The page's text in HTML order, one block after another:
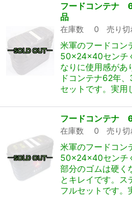
フードコンテナ
品
在庫数 0 売り切
米軍のフードコン
50×24×40センチ
なりに使用感があ
ドコンテナ62年
セットです。実用
フードコンテナ
在庫数 0 売り切
米軍のフードコン
50×24×40センチ
部分のゴムは硬く
とキレイです。
フルセットです。